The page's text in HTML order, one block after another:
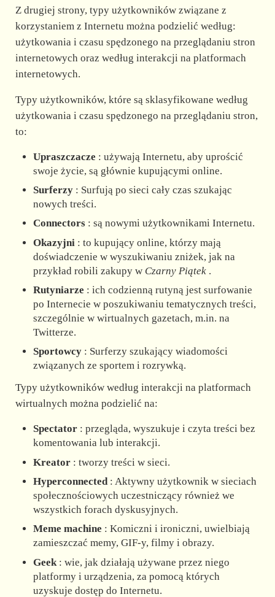
Z drugiej strony, typy użytkowników związane z
korzystaniem z Internetu można podzielić według:
użytkowania i czasu spędzonego na przeglądaniu stron
internetowych oraz według interakcji na platformach
internetowych.
Typy użytkowników, które są sklasyfikowane według
użytkowania i czasu spędzonego na przeglądaniu stron,
to:
Upraszczacze : używają Internetu, aby uprościć
swoje życie, są głównie kupującymi online.
Surferzy : Surfują po sieci cały czas szukając
nowych treści.
Connectors : są nowymi użytkownikami Internetu.
Okazyjni : to kupujący online, którzy mają
doświadczenie w wyszukiwaniu zniżek, jak na
przykład robili zakupy w Czarny Piątek .
Rutyniarze : ich codzienną rutyną jest surfowanie
po Internecie w poszukiwaniu tematycznych treści,
szczególnie w wirtualnych gazetach, m.in. na
Twitterze.
Sportowcy : Surferzy szukający wiadomości
związanych ze sportem i rozrywką.
Typy użytkowników według interakcji na platformach
wirtualnych można podzielić na:
Spectator : przegląda, wyszukuje i czyta treści bez
komentowania lub interakcji.
Kreator : tworzy treści w sieci.
Hyperconnected: Aktywny użytkownik w sieciach
społecznościowych uczestniczący również we
wszystkich forach dyskusyjnych.
Meme machine : Komiczni i ironiczni, uwielbiają
zamieszczać memy, GIF-y, filmy i obrazy.
Geek : wie, jak działają używane przez niego
platformy i urządzenia, za pomocą których
uzyskuje dostęp do Internetu.